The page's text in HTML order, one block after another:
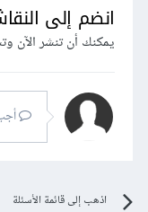
انضم إلى
يمكنك أن تنشر الآن
اذهب إلى قائمة الأسئلة